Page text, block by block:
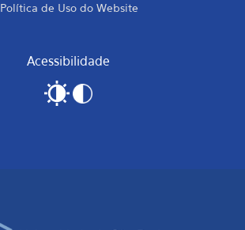
Política de Uso do Website
Acessibilidade